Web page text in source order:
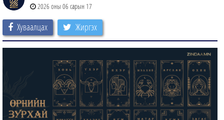
2026 оны 06 сарын 17
Хуваалцах Жиргэх